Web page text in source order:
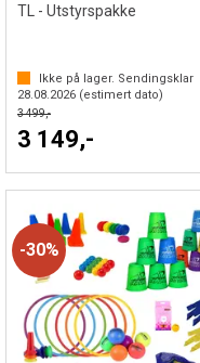
TL - Utstyrspakke
Ikke på lager. Sendingsklar
28.08.2026 (estimert dato)
3 499,-
3 149,-
30%